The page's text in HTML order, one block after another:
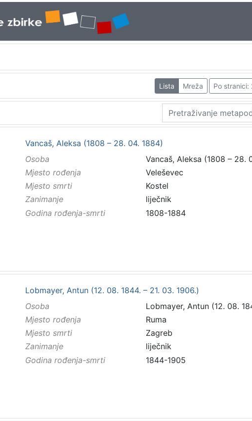
Lista Mreža Po stranici:
Vancaš, Aleksa (1808 – 28. 04. 1884)
Osoba
Vancaš, Aleksa (1808 – 28.
Mjesto rođenja
Veleševec
Mjesto smrti
Kostel
Zanimanje
liječnik
Godina rođenja-smrti
1808-1884
Lobmayer, Antun (12. 08. 1844. – 21. 03. 1906.)
Osoba
Lobmayer, Antun (12. 08.
Mjesto rođenja
Ruma
Mjesto smrti
Zagreb
Zanimanje
liječnik
Godina rođenja-smrti
1844-1905